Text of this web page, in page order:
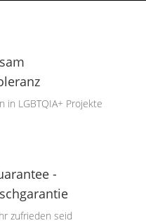
in LGBTQIA+ Projekte
-
zufrieden seid